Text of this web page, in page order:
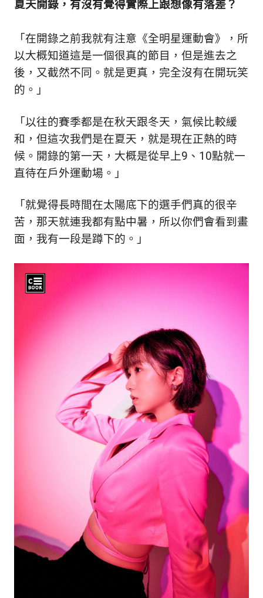
夏天開錄，有沒有覺得實際上跟想像有落差？
「在開錄之前我就有注意《全明星運動會》，所
以大概知道這是一個很真的節目，但是進去之
後，又截然不同。就是更真，完全沒有在開玩笑
的。」
「以往的賽季都是在秋天跟冬天，氣候比較緩
和，但這次我們是在夏天，就是現在正熱的時
候。開錄的第一天，大概是從早上9、10點就一
直待在戶外運動場。」
「就覺得長時間在太陽底下的選手們真的很辛
苦，那天就連我都有點中暑， 所以你們會看到畫
面，我有一段是蹲下的。」